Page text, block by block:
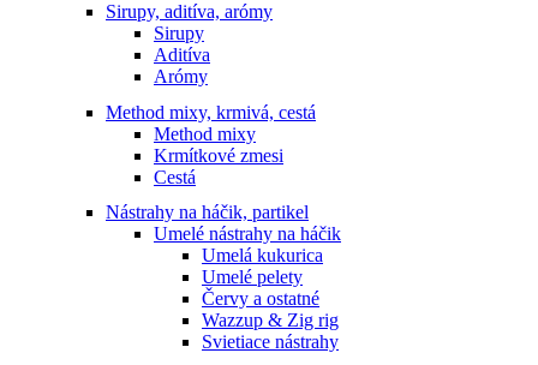
Sirupy, aditíva, arómy
Sirupy
Aditíva
Arómy
Method mixy, krmivá, cestá
Method mixy
Krmítkové zmesi
Cestá
Nástrahy na háčik, partikel
Umelé nástrahy na háčik
Umelá kukurica
Umelé pelety
Červy a ostatné
Wazzup & Zig rig
Svietiace nástrahy